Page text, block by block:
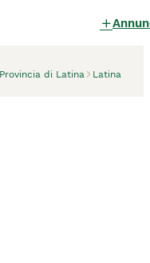
Provincia di Latina Latina